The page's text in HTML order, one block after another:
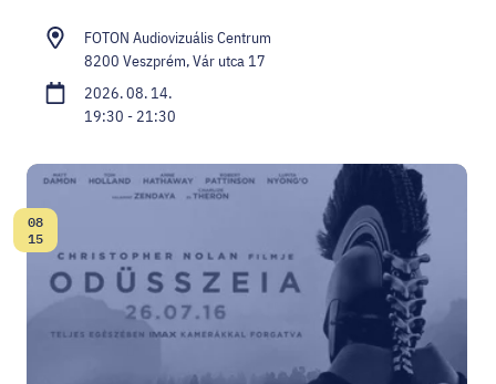
FOTON Audiovizuális Centrum
8200 Veszprém, Vár utca 17
2026. 08. 14.
19:30 - 21:30
Dátum:
08
15